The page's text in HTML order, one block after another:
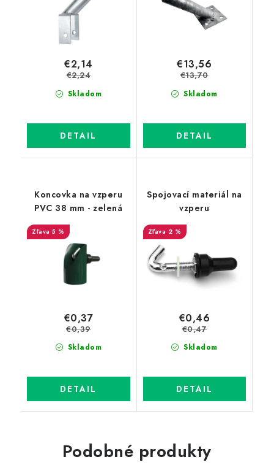
Skladom
€2,14
€2,24
DETAIL
Skladom
€13,56
€13,70
DETAIL
Koncovka na vzperu
PVC 38 mm - zelená
5 %
Skladom
€0,37
€0,39
DETAIL
Spojovací materiál na
vzperu
2 %
Skladom
€0,46
€0,47
DETAIL
Podobné produkty